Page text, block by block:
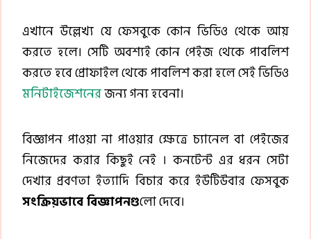
এখানে উল্লেখ্য যে ফেসবুকে কোন ভিডিও থেকে আয়
করতে হলে। সেটি অবশ্যই কোন পেইজ থেকে পাবলিশ
করতে হবে প্রোফাইল থেকে পাবলিশ করা হলে সেই ভিডিও
মনিটাইজেশনেরজন্য গন্য হবেনা।
বিজ্ঞাপন পাওয়া না পাওয়ার ক্ষেত্রে চ্যানেল বা পেইজের
নিজেদের করার কিছুই নেই । কনটেন্ট এর ধরন সেটা
দেখার প্রবণতা ইত্যাদি বিচার করে ইউটিউবার ফেসবুক
সংক্রিয়ভাবে বিজ্ঞাপনগুলো দেবে।